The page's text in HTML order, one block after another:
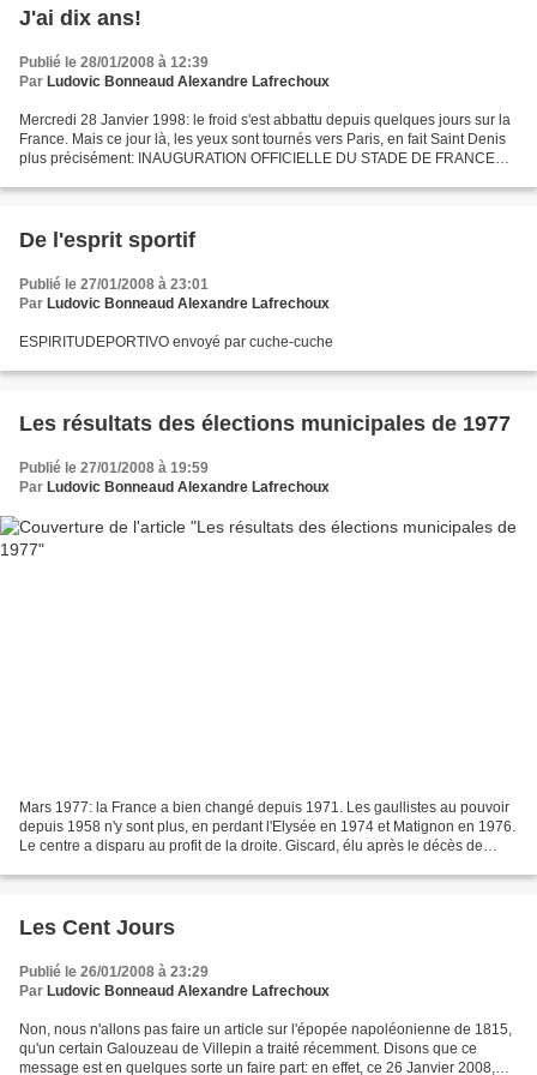
J'ai dix ans!
Publié le 28/01/2008 à 12:39
Par Ludovic Bonneaud Alexandre Lafrechoux
Mercredi 28 Janvier 1998: le froid s'est abbattu depuis quelques jours sur la
France. Mais ce jour là, les yeux sont tournés vers Paris, en fait Saint Denis
plus précisément: INAUGURATION OFFICIELLE DU STADE DE FRANCE
De l'esprit sportif
Publié le 27/01/2008 à 23:01
Par Ludovic Bonneaud Alexandre Lafrechoux
ESPIRITUDEPORTIVO envoyé par cuche-cuche
Les résultats des élections municipales de 1977
Publié le 27/01/2008 à 19:59
Par Ludovic Bonneaud Alexandre Lafrechoux
Mars 1977: la France a bien changé depuis 1971. Les gaullistes au pouvoir
depuis 1958 n'y sont plus, en perdant l'Elysée en 1974 et Matignon en 1976.
Le centre a disparu au profit de la droite. Giscard, élu après le décès de
Les Cent Jours
Publié le 26/01/2008 à 23:29
Par Ludovic Bonneaud Alexandre Lafrechoux
Non, nous n'allons pas faire un article sur l'épopée napoléonienne de 1815,
qu'un certain Galouzeau de Villepin a traité récemment. Disons que ce
message est en quelques sorte un faire part: en effet, ce 26 Janvier 2008,